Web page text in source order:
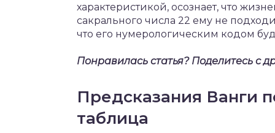
характеристикой, осознает, что
сакрального числа 22 ему не
что его нумерологическим кодом
Понравилась статья? Поделитесь с
Предсказания Ванги
таблица